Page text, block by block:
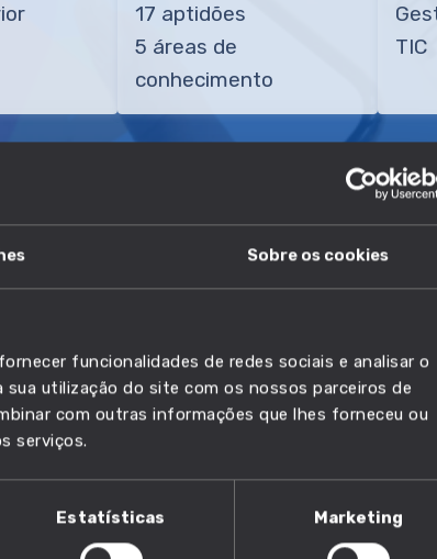
Sobre os cookies
funcionalidades de redes sociais e analisar o
utilização do site com os nossos parceiros de
com outras informações que lhes forneceu ou
serviços.
Estatísticas Marketing
17 aptidões
5 áreas de
conhecimento
TIC
de
Outras
usadas